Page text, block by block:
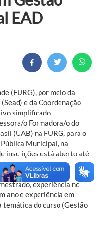
EAD
(FURG), por meio da
e da Coordenação
simplificado
o Formadora/o do
(UAB) na FURG, para o
Municipal, na
inscrições está aberto até
experiência no
ano e experiência em
temática do curso (Gestão